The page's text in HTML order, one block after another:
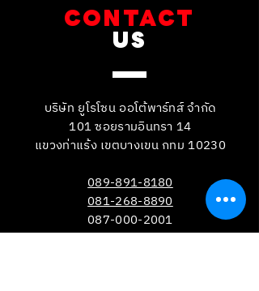
CONTACT
US
บริษัท ยูโรโซน ออโต้พาร์ทส์ จำกัด
101 ซอยรามอินทรา 14
แขวงท่าแร้ง เขตบางเขน กทม 10230
089-891-8180
081-268-8890
087-000-2001